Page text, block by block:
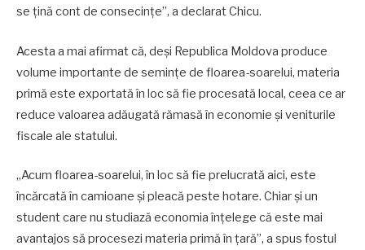
se țină cont de consecințe”, a declarat Chicu.
Acesta a mai afirmat că, deși Republica Moldova produce
volume importante de semințe de floarea-soarelui, materia
primă este exportată în loc să fie procesată local, ceea ce ar
reduce valoarea adăugată rămasă în economie și veniturile
fiscale ale statului.
„Acum floarea-soarelui, în loc să fie prelucrată aici, este
încărcată în camioane și pleacă peste hotare. Chiar și un
student care nu studiază economia înțelege că este mai
avantajos să procesezi materia primă în țară”, a spus fostul